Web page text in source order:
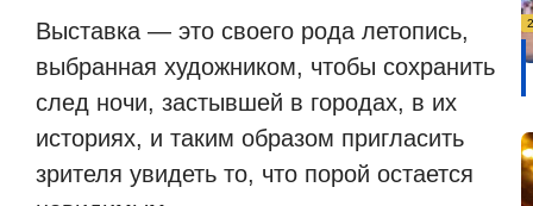
Выставка — это своего рода летопись,
выбранная художником, чтобы сохранить
след ночи, застывшей в городах, в их
историях, и таким образом пригласить
зрителя увидеть то, что порой остается